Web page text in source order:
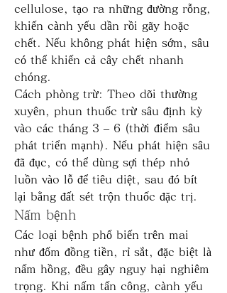
cellulose, tạo ra những đường rỗng,
khiến cành yếu dần rồi gãy hoặc
chết. Nếu không phát hiện sớm, sâu
có thể khiến cả cây chết nhanh
chóng.
Cách phòng trừ: Theo dõi thường
xuyên, phun thuốc trừ sâu định kỳ
vào các tháng 3 – 6 (thời điểm sâu
phát triển mạnh). Nếu phát hiện sâu
đã đục, có thể dùng sợi thép nhỏ
luồn vào lỗ để tiêu diệt, sau đó bít
lại bằng đất sét trộn thuốc đặc trị.
Nấm bệnh
Các loại bệnh phổ biến trên mai
như đốm đồng tiền, rỉ sắt, đặc biệt là
nấm hồng, đều gây nguy hại nghiêm
trọng. Khi nấm tấn công, cành yếu